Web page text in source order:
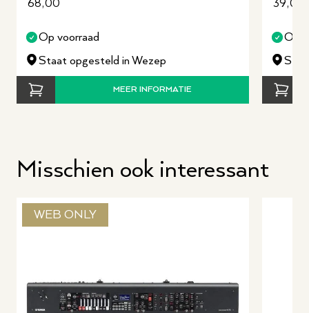
68,00
Op voorraad
Staat opgesteld in Wezep
MEER INFORMATIE
39,00
Op
Misschien ook interessant
WEB ONLY